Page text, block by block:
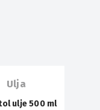
Ulja
ulje 500 ml